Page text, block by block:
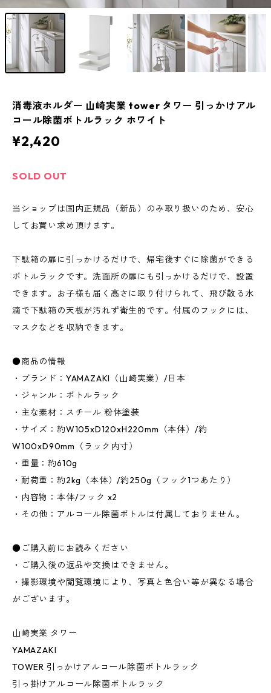
消毒液ホルダー 山崎実業 tower タワー 引っかけアル
コール除菌ボトルラック ホワイト
¥2,420
SOLD OUT
当ショップは国内正規品（新品）のみ取り扱いのため、安心
してお買い求め頂けます。
下駄箱の扉に引っかけるだけで、帰宅後すぐに除菌ができる
ボトルラックです。洗面所の扉にも引っかけるだけで、設置
できます。お子様も届く高さに取り付けられて、飛び散る水
滴で下駄箱の天板が汚れず衛生的です。付属のフックには、
マスクなどを収納できます。
●商品の情報
・ブランド：YAMAZAKI（山崎実業）/日本
・ジャンル：ボトルラック
・主な素材：スチール 粉体塗装
・サイズ：約W105xD120xH220mm（本体）/約
W100xD90mm（ラック内寸）
・重量：約610g
・耐荷重：約2kg（本体）/約250g（フック1つあたり）
・内容物：本体/フック x2
・その他：アルコール除菌ボトルは付属しておりません。
●ご購入前にお読みください
・ご購入後の返品や交換はできません。
・撮影環境や閲覧環境により、写真と色合い等が異なる場合
がございます。
山崎実業 タワー
YAMAZAKI
TOWER 引っかけアルコール除菌ボトルラック
引っ掛けアルコール除菌ボトルラック